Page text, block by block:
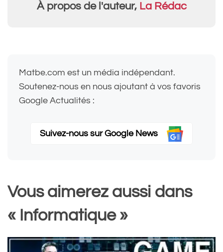
À propos de l'auteur, La Rédac
Matbe.com est un média indépendant.
Soutenez-nous en nous ajoutant à vos favoris
Google Actualités :
Suivez-nous sur Google News
Vous aimerez aussi dans
« Informatique »